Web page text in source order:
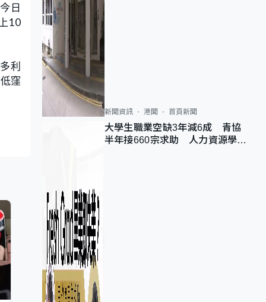
日
10
利
窪
新聞資訊 港聞 首頁新聞
大學生職業空缺3年減6成 青協
半年接660宗求助 人力資源學